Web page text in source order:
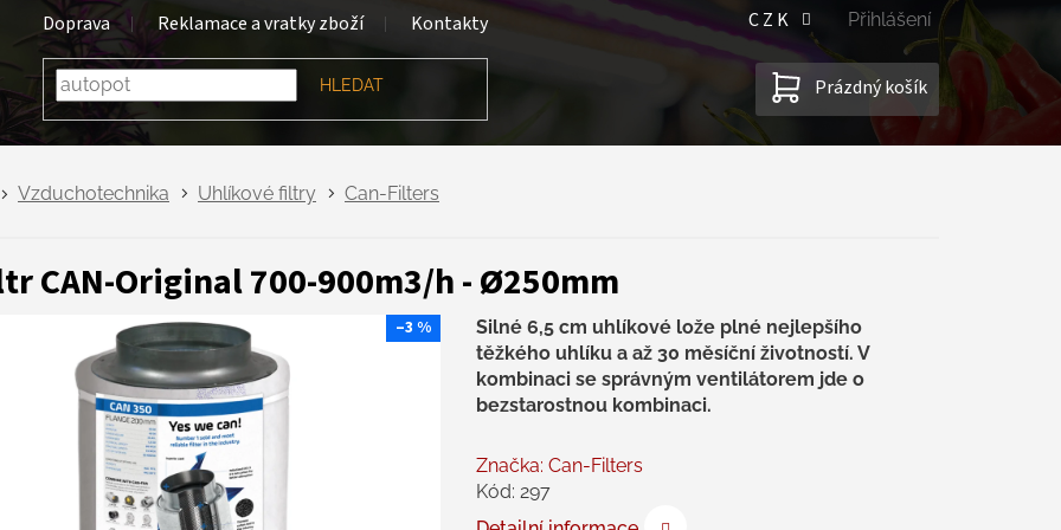
Doprava Reklamace a vratky zboží Kontakty CZK Přihlášení
HLEDAT
NÁKUPNÍ
KOŠÍK
Prázdný košík
Vzduchotechnika Uhlíkové filtry Can-Filters
CAN-Original 700-900m3/h - Ø250mm
–3 %
Silné 6,5 cm uhlíkové lože plné nejlepšího
těžkého uhlíku a až 30 měsíční životností. V
kombinaci se správným ventilátorem jde o
bezstarostnou kombinaci.
Značka: Can-Filters
Kód: 297